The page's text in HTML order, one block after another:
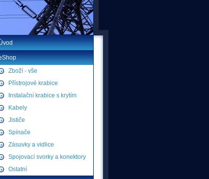
Zboží - vše
Přístrojové krabice
Instalační krabice s krytím
Kabely
Jističe
Spínače
Zásuvky a vidlice
Spojovací svorky a konektory
Ostatní